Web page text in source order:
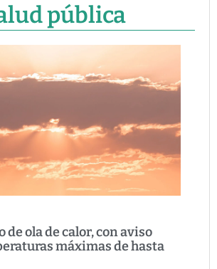
pública
de ola de calor, con aviso
máximas de hasta